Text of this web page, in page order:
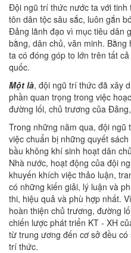
Đội ngũ trí thức nước ta với
tôn dân tộc sâu sắc, luôn gắn
Đảng lãnh đạo vì mục tiêu dân
bằng, dân chủ, văn minh.
ta có đóng góp to lớn trên tất
quốc.
Một là, đội ngũ trí thức đã xây
phần quan trọng trong việc
đường lối, chủ trương của
Trong những năm qua, đội
việc chuẩn bị những quyết
bầu không khí sinh hoạt dân
Nhà nước, hoạt động của đội
khuyến khích việc thảo luận,
có những kiến giải, lý luận và
thi, hiệu quả và phù hợp nhất.
hoàn thiện chủ trương, đường
chiến lược phát triển KT - XH
từ trung ương đến cơ sở đều
trí thức.